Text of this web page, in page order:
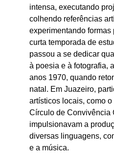
intensa, executando
colhendo referências
experimentando formas
curta temporada de
passou a se dedicar
à poesia e à fotografia,
anos 1970, quando
natal. Em Juazeiro,
artísticos locais, como
Círculo de Convivência
impulsionavam a
diversas linguagens,
e a música.